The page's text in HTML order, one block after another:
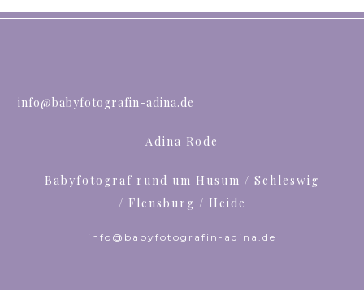
info@babyfotografin-adina.de
Adina Rode
Babyfotograf rund um Husum / Schleswig
/ Flensburg / Heide
info@babyfotografin-adina.de